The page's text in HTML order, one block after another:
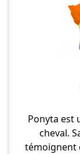
Ponyta est
cheval.
témoignent